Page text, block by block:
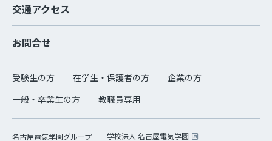
交通アクセス
お問合せ
受験生の方 在学生・保護者の方
企業の方
一般・卒業生の方
教職員専用
名古屋電気学園グループ
学校法人 名古屋電気学園